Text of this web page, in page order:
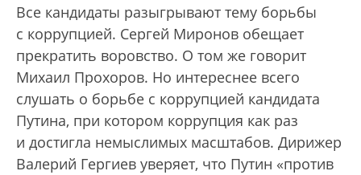
Все кандидаты разыгрывают тему борьбы
с коррупцией. Сергей Миронов обещает
прекратить воровство. О том же говорит
Михаил Прохоров. Но интереснее всего
слушать о борьбе с коррупцией кандидата
Путина, при котором коррупция как раз
и достигла немыслимых масштабов. Дирижер
Валерий Гергиев уверяет, что Путин «против